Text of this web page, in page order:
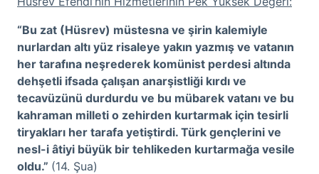
“Bu zat (Hüsrev) müstesna ve şirin kalemiyle
nurlardan altı yüz risaleye yakın yazmış ve vatanın
her tarafına neşrederek komünist perdesi altında
dehşetli ifsada çalışan anarşistliği kırdı ve
tecavüzünü durdurdu ve bu mübarek vatanı ve bu
kahraman milleti o zehirden kurtarmak için tesirli
tiryakları her tarafa yetiştirdi. Türk gençlerini ve
nesl-i âtiyi büyük bir tehlikeden kurtarmağa vesile
oldu.” (14. Şua)